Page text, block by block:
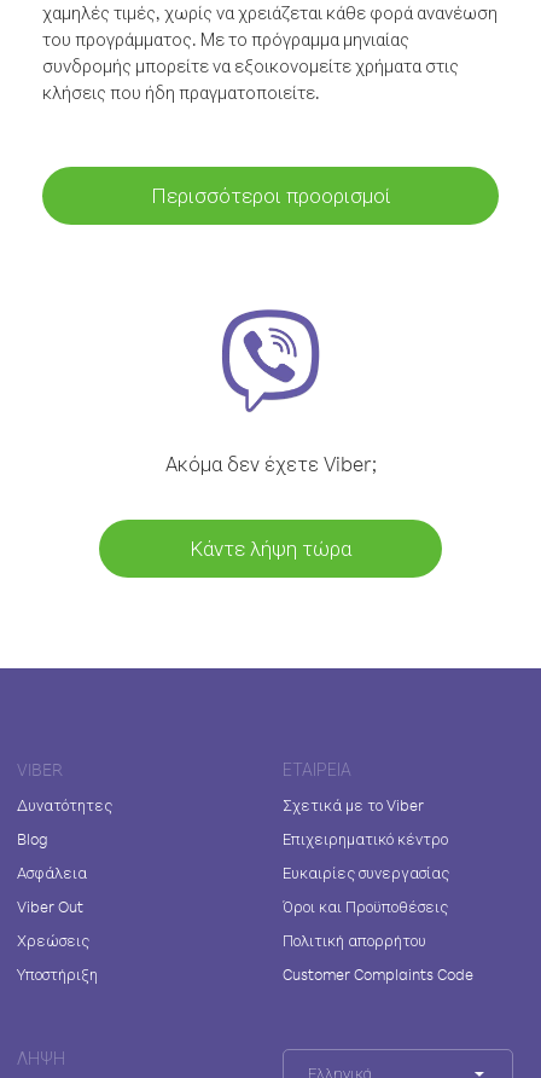
χαμηλές τιμές, χωρίς να χρειάζεται κάθε φορά ανανέωση
του προγράμματος. Με το πρόγραμμα μηνιαίας
συνδρομής μπορείτε να εξοικονομείτε χρήματα στις
κλήσεις που ήδη πραγματοποιείτε.
Περισσότεροι προορισμοί
Ακόμα δεν έχετε Viber;
Κάντε λήψη τώρα
VIBER
Δυνατότητες
Blog
Ασφάλεια
Viber Out
Χρεώσεις
Υποστήριξη
ΕΤΑΙΡΕΊΑ
Σχετικά με το Viber
Επιχειρηματικό κέντρο
Ευκαιρίες συνεργασίας
Όροι και Προϋποθέσεις
Πολιτική απορρήτου
Customer Complaints Code
ΛΉΨΗ
Ελληνικά